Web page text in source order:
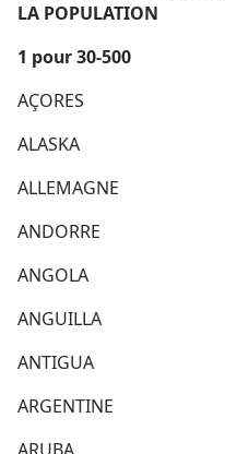
LA POPULATION
1 pour 30-​500
AÇORES
ALASKA
ALLEMAGNE
ANDORRE
ANGOLA
ANGUILLA
ANTIGUA
ARGENTINE